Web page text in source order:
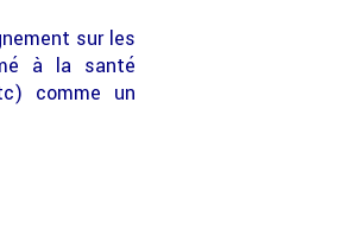
sur les
à la santé
comme un